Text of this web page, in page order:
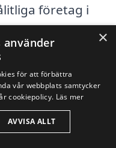
företag i
mot ditt
dig att hitta
för ditt
och utan
×
använder
för att förbättra
vår webbplats samtycker
cookiepolicy. Läs mer
AVVISA ALLT